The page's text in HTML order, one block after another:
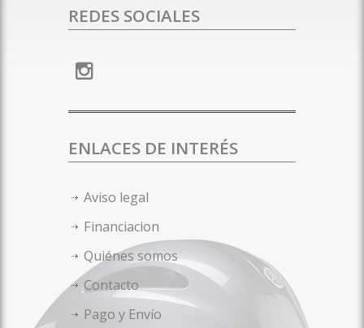
REDES SOCIALES
ENLACES DE INTERÉS
Aviso legal
Financiacion
Quiénes somos
Contacto
Pago y Envío